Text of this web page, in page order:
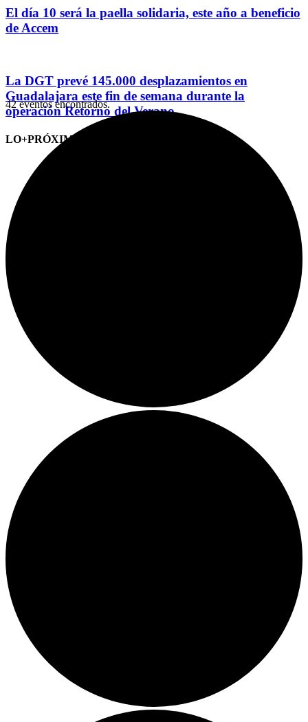
El día 10 será la paella solidaria, este año a beneficio
de Accem
La DGT prevé 145.000 desplazamientos en
Guadalajara este fin de semana durante la
operación Retorno del Verano
LO+PRÓXIMO (CITAS)
42 eventos encontrados.